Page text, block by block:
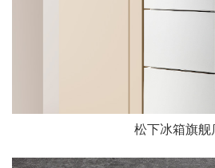
松下冰箱旗舰